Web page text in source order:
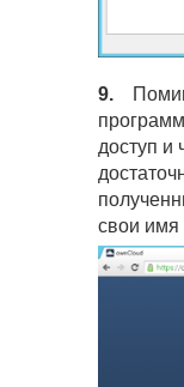
9.
доступ и
свои имя